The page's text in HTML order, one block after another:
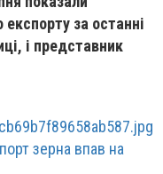
за останні
і представник
зерна впав на